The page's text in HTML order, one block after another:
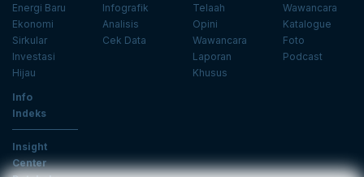
Energi Baru
Ekonomi
Sirkular
Investasi
Hijau
Infografik
Analisis
Cek Data
Telaah
Opini
Wawancara
Laporan
Khusus
Wawancara
Katalogue
Foto
Podcast
Info
Indeks
Insight
Center